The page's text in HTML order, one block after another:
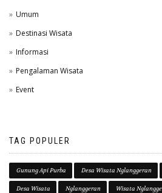
Umum
Destinasi Wisata
Informasi
Pengalaman Wisata
Event
TAG POPULER
Gunung Api Purba Desa Wisata Nglanggeran
Desa Wisata Nglanggeran Wisata